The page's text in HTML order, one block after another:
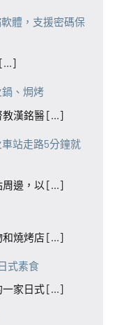
軟體，支援密碼保
、焗烤
教漢銘醫 [...]
站走路5分鐘就
周邊，以 [...]
和燒烤店 [...]
式素食
一家日式 [...]